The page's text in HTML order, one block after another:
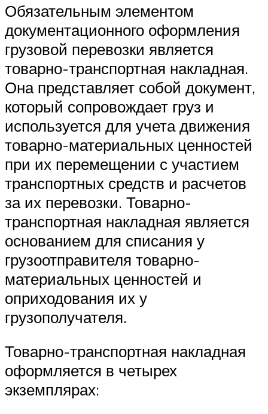
Обязательным элементом
документационного оформления
грузовой перевозки является
товарно-транспортная накладная.
Она представляет собой документ,
который сопровождает груз и
используется для учета движения
товарно-материальных ценностей
при их перемещении с участием
транспортных средств и расчетов
за их перевозки. Товарно-
транспортная накладная является
основанием для списания у
грузоотправителя товарно-
материальных ценностей и
оприходования их у
грузополучателя.
Товарно-транспортная накладная
оформляется в четырех
экземплярах: